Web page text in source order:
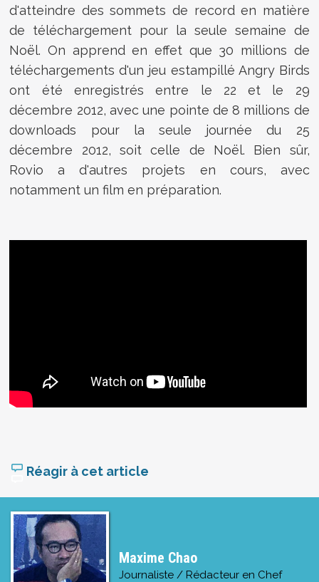
d'atteindre des sommets de record en matière
de téléchargement pour la seule semaine de
Noël. On apprend en effet que 30 millions de
téléchargements d'un jeu estampillé Angry Birds
ont été enregistrés entre le 22 et le 29
décembre 2012, avec une pointe de 8 millions de
downloads pour la seule journée du 25
décembre 2012, soit celle de Noël. Bien sûr,
Rovio a d'autres projets en cours, avec
notamment un film en préparation.
Réagir à cet article
Maxime Chao
Journaliste / Rédacteur en Chef